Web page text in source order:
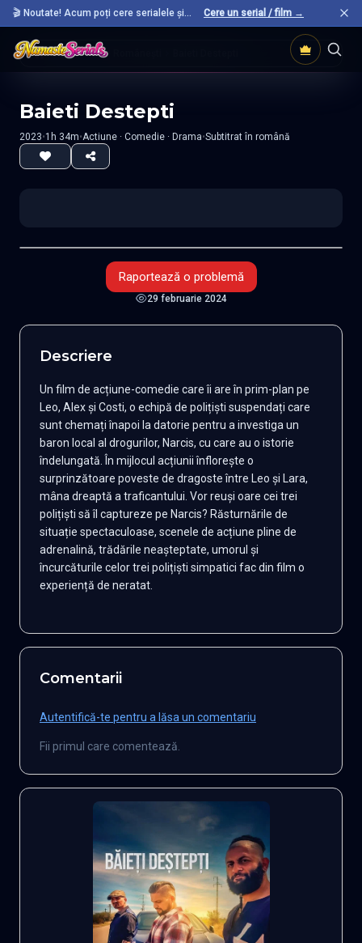
🎬 Noutate! Acum poți cere serialele și
filmele preferate care nu sunt încă pe site.
Cere un serial / film →
Acasă Filme Românești
Baieti Destepti
2023•1h 34m•Actiune · Comedie · Drama•Subtitrat în română
29 februarie 2024
Raportează o problemă
Descriere
Un film de acțiune-comedie care îi are în prim-plan pe
Leo, Alex și Costi, o echipă de polițiști suspendați care
sunt chemați înapoi la datorie pentru a investiga un
baron local al drogurilor, Narcis, cu care au o istorie
îndelungată. În mijlocul acțiunii înflorește o
surprinzătoare poveste de dragoste între Leo și Lara,
mâna dreaptă a traficantului. Vor reuși oare cei trei
polițiști să îl captureze pe Narcis? Răsturnările de
situație spectaculoase, scenele de acțiune pline de
adrenalină, trădările neașteptate, umorul și
încurcăturile celor trei polițiști simpatici fac din film o
experiență de neratat.
Comentarii
Autentifică-te pentru a lăsa un comentariu
Fii primul care comentează.